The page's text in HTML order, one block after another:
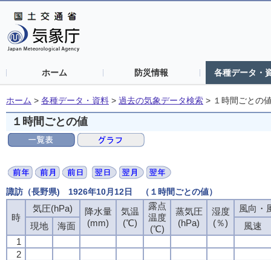
ホーム 防災情報 各種データ・
ホーム > 各種データ・資料 > 過去の気象データ検索 > １時間ごとの
１時間ごとの値
諏訪（長野県) 1926年10月12日 （１時間ごとの値）
時
気圧(hPa)
降水量
(mm)
気温
(℃)
露点
温度
(℃)
蒸気圧
(hPa)
湿度
(％)
風向・
現地
海面
風速
1
2
時
気圧(hPa)
降水量
(mm)
気温
(℃)
露点
温度
(℃)
蒸気圧
(hPa)
湿度
(％)
風向・
現地
海面
風速
1
2
時
気圧(hPa)
降水量
(mm)
気温
(℃)
露点
温度
(℃)
蒸気圧
(hPa)
湿度
(％)
風向・
現地
海面
風速
1
2
時
気圧(hPa)
降水量
(mm)
気温
(℃)
露点
温度
(℃)
蒸気圧
(hPa)
湿度
(％)
風向・
現地
海面
風速
1
2